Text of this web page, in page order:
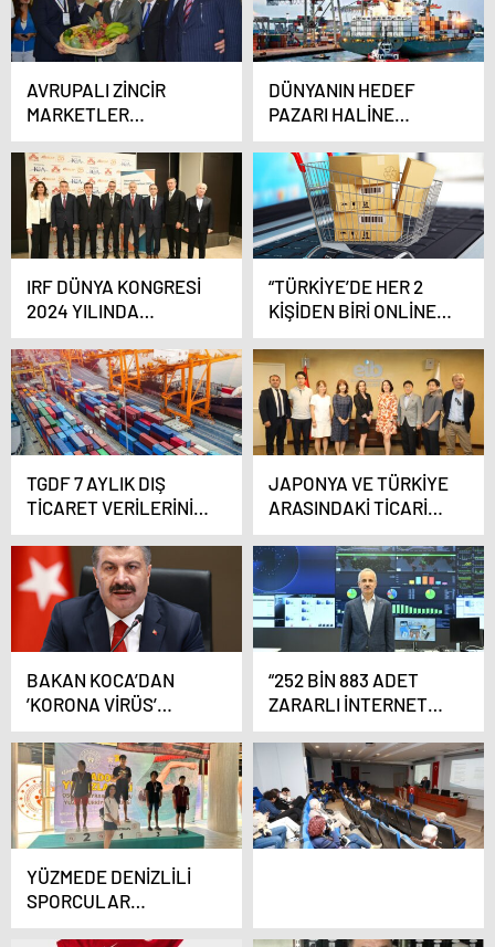
AVRUPALI ZİNCİR
MARKETLER
TÜRKİYE’YE AKIN
ETTİLER
DÜNYANIN HEDEF
PAZARI HALİNE
GELEN AFRİKA,
TÜRKİYE’Yİ SEÇTİ
IRF DÜNYA KONGRESİ
2024 YILINDA
TÜRKİYE’DE
DÜZENLENECEK
“TÜRKİYE’DE HER 2
KİŞİDEN BİRİ ONLİNE
ALIŞVERİŞİ TERCİH
EDİYOR”
TGDF 7 AYLIK DIŞ
TİCARET VERİLERİNİ
AÇIKLADI
JAPONYA VE TÜRKİYE
ARASINDAKİ TİCARİ
BAĞLAR GÜÇLENİYOR
BAKAN KOCA’DAN
’KORONA VİRÜS’
AÇIKLAMASI
“252 BİN 883 ADET
ZARARLI İNTERNET
ADRESİNE 108 MİLYON
ERİŞİM ENGELLENDİ”
YÜZMEDE DENİZLİLİ
SPORCULAR
MADALYA İLE DÖNDÜ